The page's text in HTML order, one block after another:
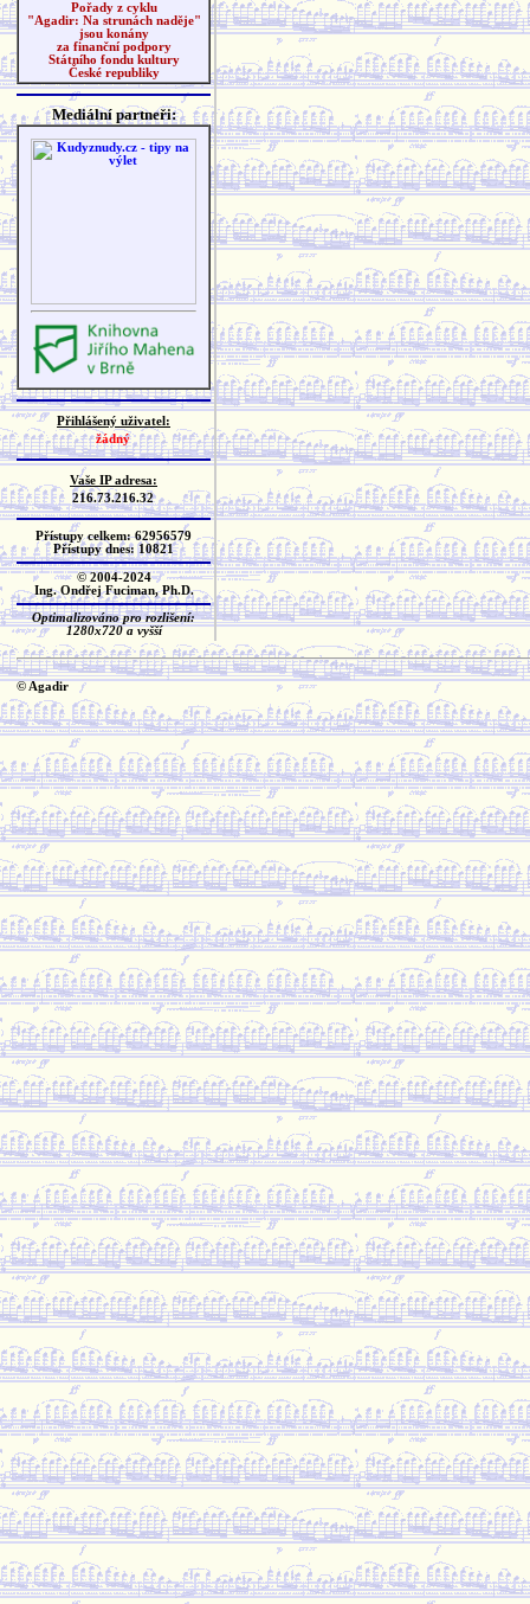
Pořady z cyklu
"Agadir: Na strunách naděje"
jsou konány
za finanční podpory
Státního fondu kultury
České republiky
Mediální partneři:
Přihlášený uživatel:
žádný
Vaše IP adresa:
216.73.216.32
Přístupy celkem: 62956579
Přístupy dnes: 10821
© 2004-2024
Ing. Ondřej Fuciman, Ph.D.
Optimalizováno pro rozlišení:
1280x720 a vyšší
© Agadir